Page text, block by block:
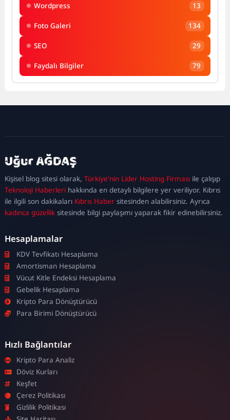
Wordpress 13
Foto Galeri 134
SEO 29
Faydalı Bilgiler 79
Kişisel blog sitesi olarak,Türkiye'nin Lider Hosting Firması ile çalışıp
Teknoloji Haberleri hakkında en detaylı bilgilere yer veriliyor. Kıbrıs
ile ilgili son dakikaları Kıbrıs Haber sitesinden alabilirsiniz. Ayrıca
kadınca güzellik sitesinde bilgi paylaşımı yaparak fikir edinebilirsiniz.
kadıköy
escortmaltepe
escortataşehir
escortümraniye
escort
Hesaplamalar
KDV Tevfikatı Hesaplama
Amortisman Hesaplama
Vücut Kitle Endeksi Hesaplama
Gebelik Hesaplama
Kripto Para Dönüştürücü
Para Birimi Dönüştürücü
Hızlı Bağlantılar
Kripto Para Analiz
Döviz Kurları
Keşfet
Çerez Politikası
Gizlilik Politikası